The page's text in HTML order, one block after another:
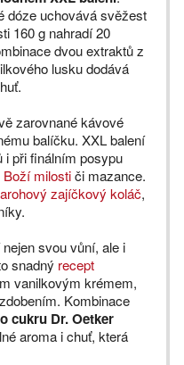
dóze uchovává svěžest
160 g nahradí 20
dvou extraktů z
lusku dodává
zarovnané kávové
balíčku. XXL balení
i při finálním posypu
Boží milostiči mazance.
zajíčkový koláč,
svou vůní, ale i
snadný recept
vanilkovým krémem,
Kombinace
cukru Dr. Oetker
aroma i chuť, která